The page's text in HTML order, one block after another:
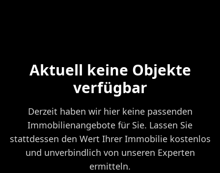
Aktuell keine Objekte
verfügbar
Derzeit haben wir hier keine passenden
Immobilienangebote für Sie. Lassen Sie
stattdessen den Wert Ihrer Immobilie kostenlos
und unverbindlich von unseren Experten
ermitteln.